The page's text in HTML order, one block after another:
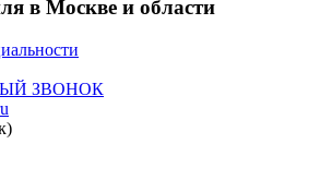
в Москве и области
ЗВОНОК